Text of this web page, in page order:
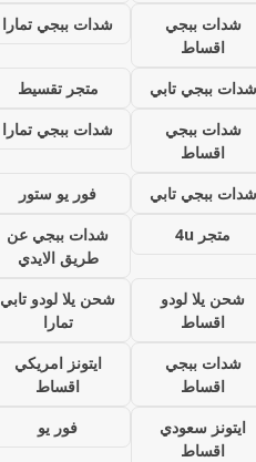
شدات ببجي
اقساط
شدات ببجي تمارا
شدات ببجي تابي
متجر تقسيط
شدات ببجي
اقساط
شدات ببجي تمارا
شدات ببجي تابي
فور يو ستور
متجر 4u
شدات ببجي عن
طريق الايدي
شحن يلا لودو
اقساط
شحن يلا لودو تابي
تمارا
شدات ببجي
اقساط
ايتونز امريكي
اقساط
ايتونز سعودي
اقساط
فور يو